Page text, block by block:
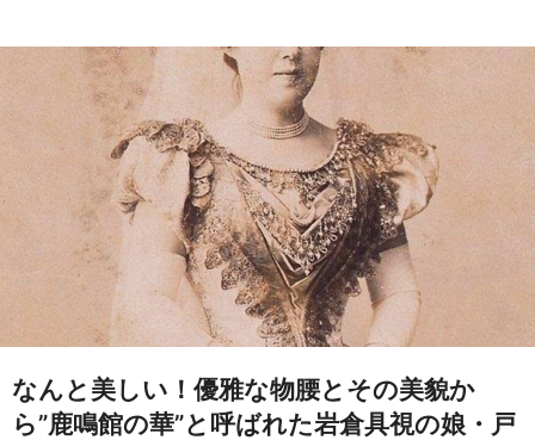
なんと美しい！優雅な物腰とその美貌か
ら”鹿鳴館の華”と呼ばれた岩倉具視の娘・戸